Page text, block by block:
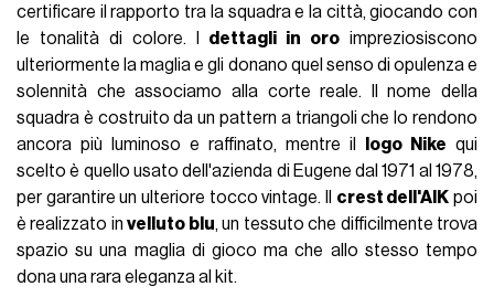
certificare il rapporto tra la squadra e la città, giocando con
le tonalità di colore. I dettagli in oro impreziosiscono
ulteriormente la maglia e gli donano quel senso di opulenza e
solennità che associamo alla corte reale. Il nome della
squadra è costruito da un pattern a triangoli che lo rendono
ancora più luminoso e raffinato, mentre il
logo Nike qui
scelto è quello usato dell'azienda di Eugene dal 1971 al 1978,
per garantire un ulteriore tocco vintage. Il crest dell'AIK poi
è realizzato invelluto blu, un tessuto che difficilmente trova
spazio su una maglia di gioco ma che allo stesso tempo
dona una rara eleganza al kit.